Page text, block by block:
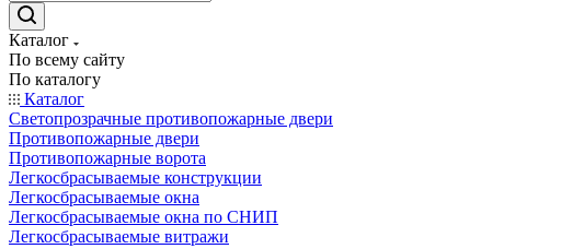
Каталог
По всему сайту
По каталогу
Каталог
Светопрозрачные противопожарные двери
Противопожарные двери
Противопожарные ворота
Легкосбрасываемые конструкции
Легкосбрасываемые окна
Легкосбрасываемые окна по СНИП
Легкосбрасываемые витражи